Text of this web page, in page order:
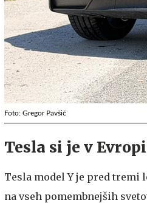
Foto: Gregor Pavšič
Tesla si je v
Tesla model Y je pred
na vseh pomembnejših